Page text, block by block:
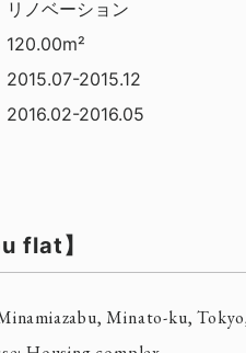
リノベーション
120.00m²
2015.07-2015.12
2016.02-2016.05
flat】
Minato-ku,